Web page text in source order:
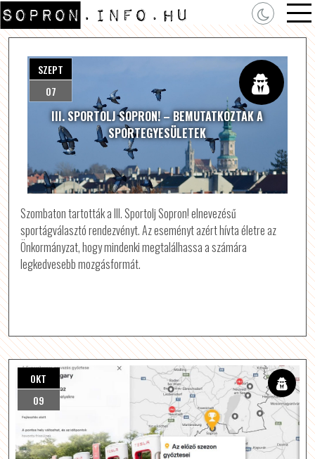
III. SPORTOLJ SOPRON! – BEMUTATKOZTAK A
SPORTEGYESÜLETEK
SZEPT
07
Szombaton tartották a III. Sportolj Sopron! elnevezésű
sportágválasztó rendezvényt. Az eseményt azért hívta életre az
Önkormányzat, hogy mindenki megtalálhassa a számára
legkedvesebb mozgásformát.
OKT
09